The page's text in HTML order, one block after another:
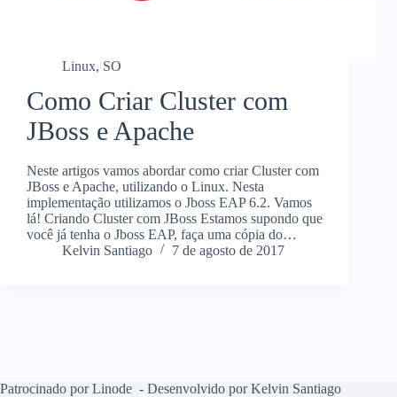
Linux, SO
Como Criar Cluster com
JBoss e Apache
Neste artigos vamos abordar como criar Cluster com
JBoss e Apache, utilizando o Linux. Nesta
implementação utilizamos o Jboss EAP 6.2. Vamos
lá! Criando Cluster com JBoss Estamos supondo que
você já tenha o Jboss EAP, faça uma cópia do…
Kelvin Santiago
7 de agosto de 2017
Patrocinado por Linode - Desenvolvido por Kelvin Santiago